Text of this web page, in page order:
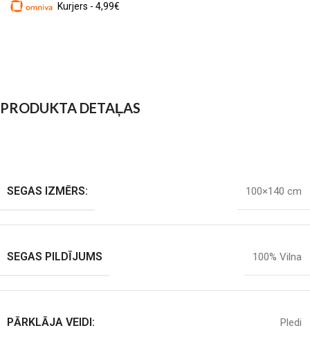
Kurjers - 4,99€
PRODUKTA DETAĻAS
SEGAS IZMĒRS: 100×140 cm
SEGAS PILDĪJUMS 100% Vilna
PĀRKLĀJA VEIDI: Pledi